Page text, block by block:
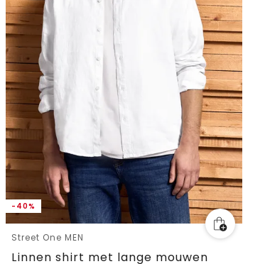
-40%
Street One MEN
Linnen shirt met lange mouwen